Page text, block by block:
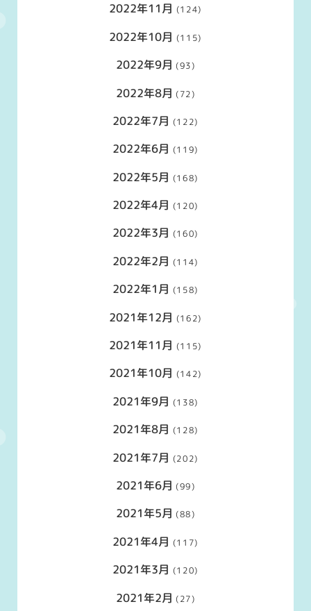
2022年11月 (124)
2022年10月 (115)
2022年9月 (93)
2022年8月 (72)
2022年7月 (122)
2022年6月 (119)
2022年5月 (168)
2022年4月 (120)
2022年3月 (160)
2022年2月 (114)
2022年1月 (158)
2021年12月 (162)
2021年11月 (115)
2021年10月 (142)
2021年9月 (138)
2021年8月 (128)
2021年7月 (202)
2021年6月 (99)
2021年5月 (88)
2021年4月 (117)
2021年3月 (120)
2021年2月 (27)